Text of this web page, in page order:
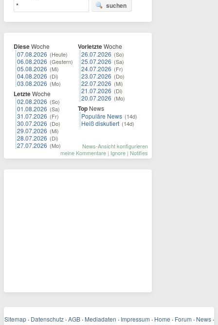
suchen
DieseWoche
07.08.2026 (Heute)
06.08.2026 (Gestern)
05.08.2026 (Mi)
04.08.2026 (Di)
03.08.2026 (Mo)
LetzteWoche
02.08.2026 (So)
01.08.2026 (Sa)
31.07.2026 (Fr)
30.07.2026 (Do)
29.07.2026 (Mi)
28.07.2026 (Di)
27.07.2026 (Mo)
VorletzteWoche
26.07.2026 (So)
25.07.2026 (Sa)
24.07.2026 (Fr)
23.07.2026 (Do)
22.07.2026 (Mi)
21.07.2026 (Di)
20.07.2026 (Mo)
Top News
Populäre News (14d)
Heiß diskutiert (14d)
News-Ansicht konfigurieren
meine Kommentare | Ignore | Notifies
Sitemap · Datenschutz · AGB · Mediadaten · Impressum · Home · Forum · News ·